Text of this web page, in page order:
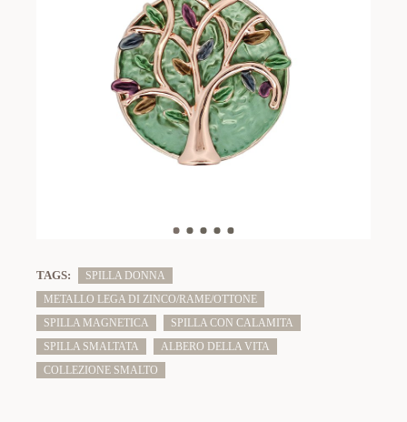
TAGS:
SPILLA DONNA
METALLO LEGA DI ZINCO/RAME/OTTONE
SPILLA MAGNETICA
SPILLA CON CALAMITA
SPILLA SMALTATA
ALBERO DELLA VITA
COLLEZIONE SMALTO